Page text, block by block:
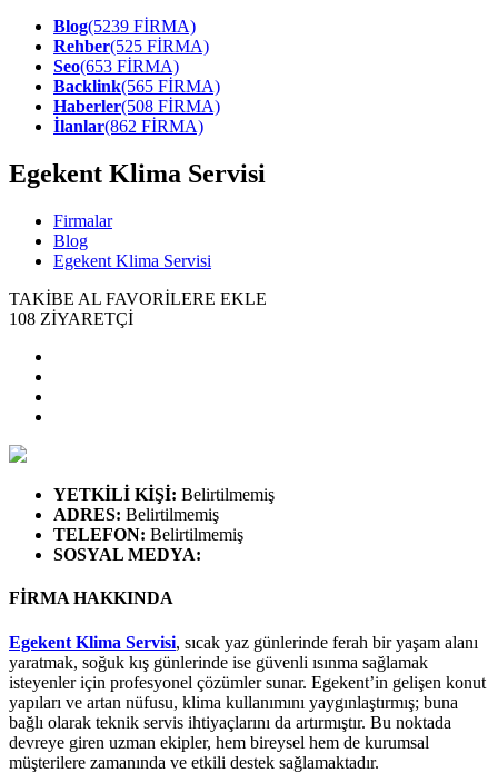
Blog(5239 FİRMA)
Rehber(525 FİRMA)
Seo(653 FİRMA)
Backlink(565 FİRMA)
Haberler(508 FİRMA)
İlanlar(862 FİRMA)
Egekent Klima Servisi
Firmalar
Blog
Egekent Klima Servisi
TAKİBE AL FAVORİLERE EKLE
108 ZİYARETÇİ
YETKİLİ KİŞİ: Belirtilmemiş
ADRES: Belirtilmemiş
TELEFON: Belirtilmemiş
SOSYAL MEDYA:
FİRMA HAKKINDA
Egekent Klima Servisi, sıcak yaz günlerinde ferah bir yaşam alanı
yaratmak, soğuk kış günlerinde ise güvenli ısınma sağlamak
isteyenler için profesyonel çözümler sunar. Egekent’in gelişen konut
yapıları ve artan nüfusu, klima kullanımını yaygınlaştırmış; buna
bağlı olarak teknik servis ihtiyaçlarını da artırmıştır. Bu noktada
devreye giren uzman ekipler, hem bireysel hem de kurumsal
müşterilere zamanında ve etkili destek sağlamaktadır.